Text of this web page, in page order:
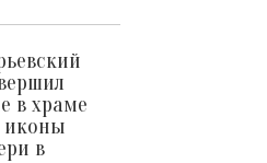
в храме
иконы
в